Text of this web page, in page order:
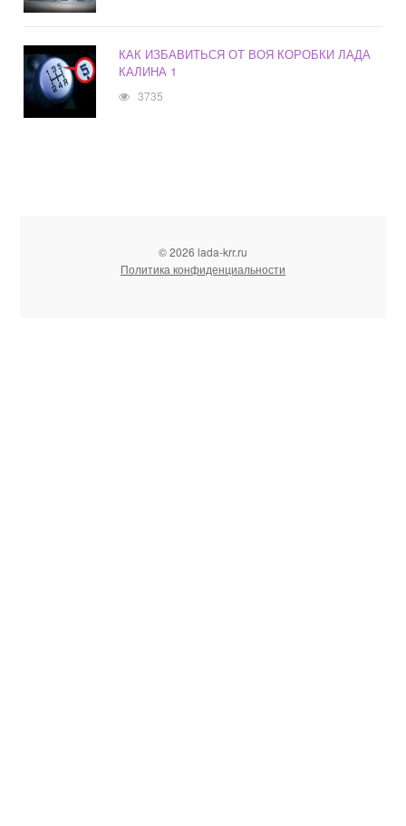
КАК ИЗБАВИТЬСЯ ОТ ВОЯ КОРОБКИ ЛАДА
КАЛИНА 1
3735
© 2026 lada-krr.ru
Политика конфиденциальности